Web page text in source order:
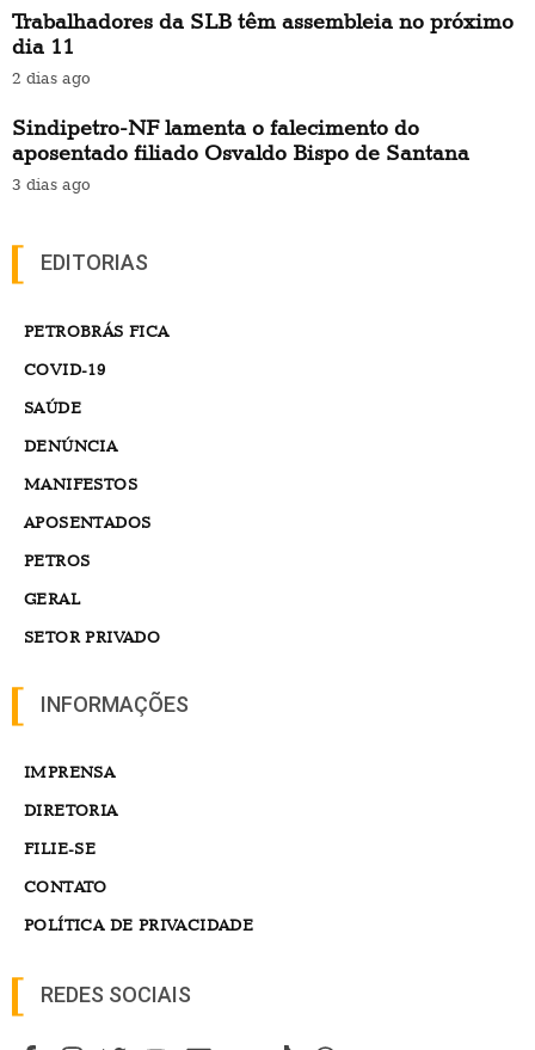
Trabalhadores da SLB têm assembleia no próximo
dia 11
2 dias ago
Sindipetro-NF lamenta o falecimento do
aposentado filiado Osvaldo Bispo de Santana
3 dias ago
EDITORIAS
PETROBRÁS FICA
COVID-19
SAÚDE
DENÚNCIA
MANIFESTOS
APOSENTADOS
PETROS
GERAL
SETOR PRIVADO
INFORMAÇÕES
IMPRENSA
DIRETORIA
FILIE-SE
CONTATO
POLÍTICA DE PRIVACIDADE
REDES SOCIAIS